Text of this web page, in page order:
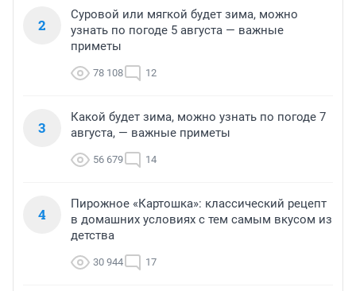
2
Суровой или мягкой будет зима, можно
узнать по погоде 5 августа — важные
приметы
78 108 12
3
Какой будет зима, можно узнать по погоде 7
августа, — важные приметы
56 679 14
4
Пирожное «Картошка»: классический рецепт
в домашних условиях с тем самым вкусом из
детства
30 944 17